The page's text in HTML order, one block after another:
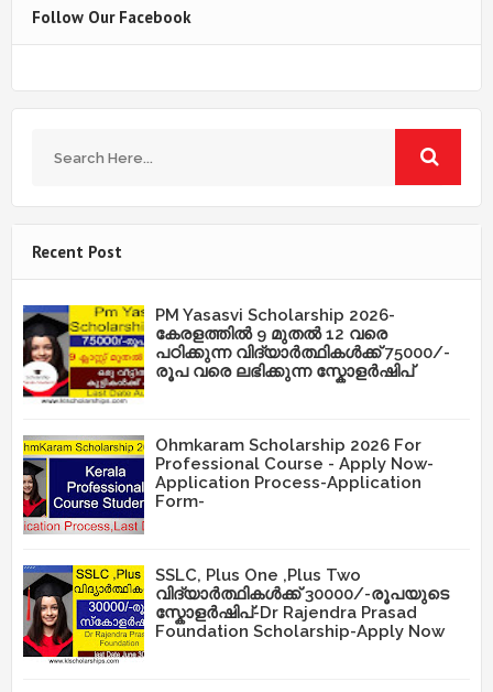
Follow Our Facebook
Recent Post
PM Yasasvi Scholarship 2026-
കേരളത്തിൽ 9 മുതൽ 12 വരെ
പഠിക്കുന്ന വിദ്യാർത്ഥികൾക്ക് 75000/-
രൂപ വരെ ലഭിക്കുന്ന സ്കോളർഷിപ്
Ohmkaram Scholarship 2026 For
Professional Course - Apply Now-
Application Process-Application
Form-
SSLC, Plus One ,Plus Two
വിദ്യാർത്ഥികൾക്ക് 30000/-രൂപയുടെ
സ്കോളർഷിപ്-Dr Rajendra Prasad
Foundation Scholarship-Apply Now